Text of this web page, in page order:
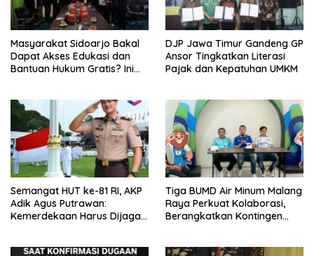
Masyarakat Sidoarjo Bakal
Dapat Akses Edukasi dan
Bantuan Hukum Gratis? Ini
DJP Jawa Timur Gandeng GP
Ansor Tingkatkan Literasi
Pajak dan Kepatuhan UMKM
Semangat HUT ke-81 RI, AKP
Adik Agus Putrawan:
Kemerdekaan Harus Dijaga
Tiga BUMD Air Minum Malang
Raya Perkuat Kolaborasi,
Berangkatkan Kontingen